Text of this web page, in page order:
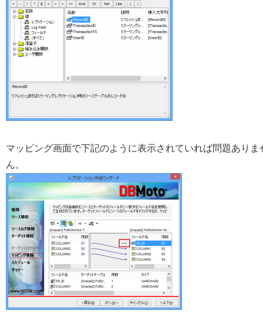
マッピング画面で下記のように表示されていれば問題ありま
ん。